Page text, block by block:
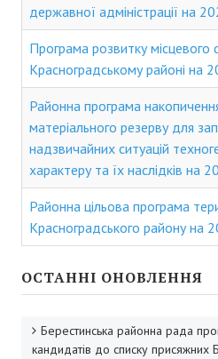
Постійні комісії районної ради
Депутатські фракції
Депутати попередніх скликань
Виконавчий апарат районної ради
Структура виконавчого апарату
Відділи
Загальний відділ
Регламент районної ради
Повноваження та функції
державної адміністрації на
Програма розвитку місцевого
Красноградському районі на
Районна програма
матеріального резерву для
надзвичайних ситуацій
характеру та їх наслідків на
Районна цільова програма
Красноградського району на
ОСТАННІ ОНОВЛЕННЯ
Берестинська районна рада
кандидатів до списку присяжних